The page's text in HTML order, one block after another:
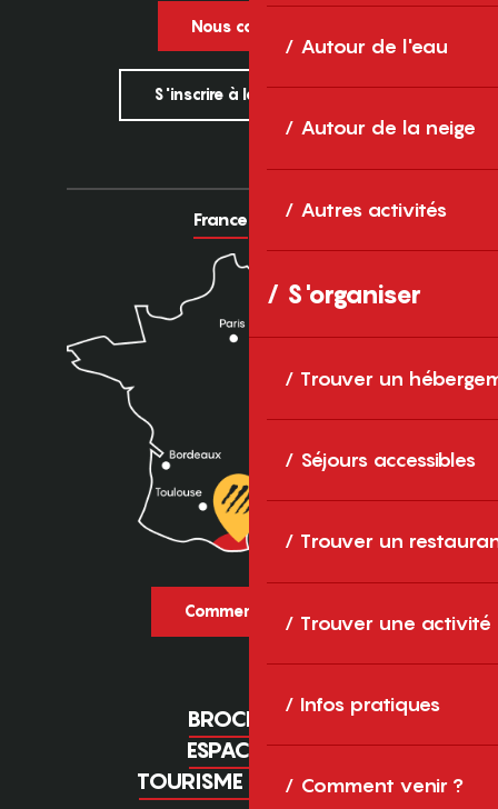
Autour de l'eau
Autour de la neige
Autres activités
S'organiser
Trouver un
Séjours accessibles
Trouver un
Trouver une activité
Infos pratiques
Comment venir ?
Nous contacter
S'inscrire à la newsletter
France Europe
Comment venir ?
BROCHURES
ESPACE PRO
TOURISME D'AFFAIRES